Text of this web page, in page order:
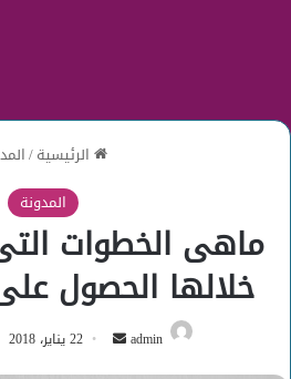
الرئيسية/
المدونة
ماهى الخطوات
خلالها الحصول
admin
أرسل 22 يناير، 2018